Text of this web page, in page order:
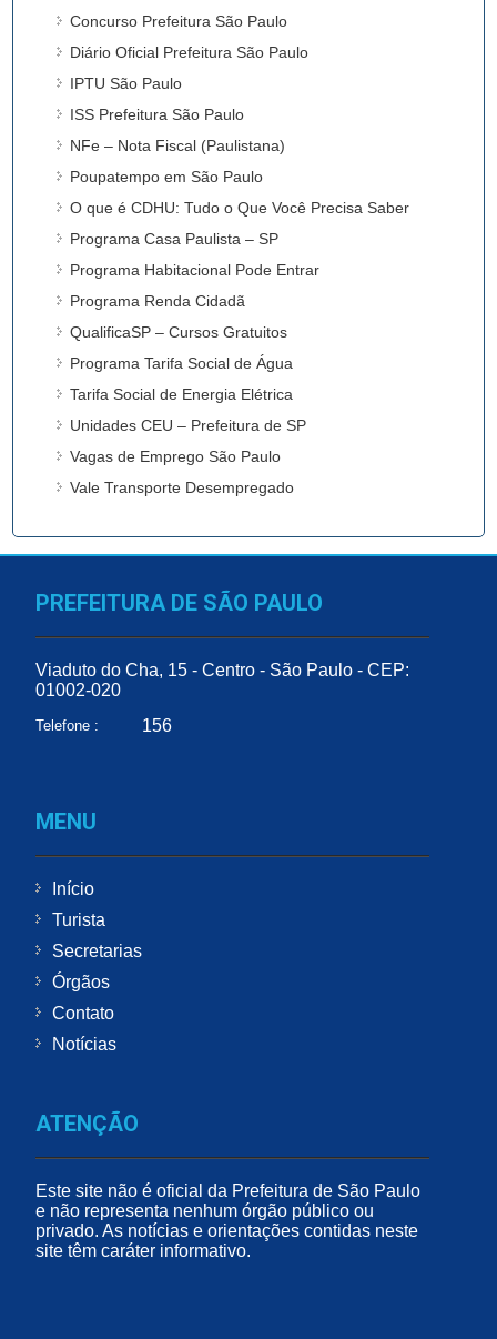
Concurso Prefeitura São Paulo
Diário Oficial Prefeitura São Paulo
IPTU São Paulo
ISS Prefeitura São Paulo
NFe – Nota Fiscal (Paulistana)
Poupatempo em São Paulo
O que é CDHU: Tudo o Que Você Precisa Saber
Programa Casa Paulista – SP
Programa Habitacional Pode Entrar
Programa Renda Cidadã
QualificaSP – Cursos Gratuitos
Programa Tarifa Social de Água
Tarifa Social de Energia Elétrica
Unidades CEU – Prefeitura de SP
Vagas de Emprego São Paulo
Vale Transporte Desempregado
PREFEITURA DE SÃO PAULO
Viaduto do Cha, 15 - Centro - São Paulo - CEP:
01002-020
Telefone : 156
MENU
Início
Turista
Secretarias
Órgãos
Contato
Notícias
ATENÇÃO
Este site não é oficial da Prefeitura de São Paulo
e não representa nenhum órgão público ou
privado. As notícias e orientações contidas neste
site têm caráter informativo.